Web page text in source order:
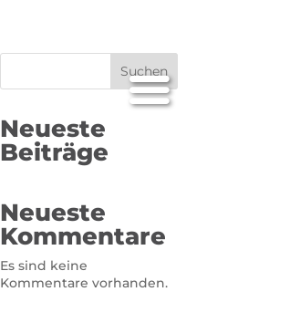
Suchen
Neueste
Beiträge
Neueste
Kommentare
Es sind keine
Kommentare vorhanden.